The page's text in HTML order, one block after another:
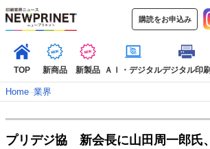
購読をお申込み
TOP 新商品 新製品 ＡＩ・デジタルデジタル印刷
Home–業界
プリデジ協 新会長に山田周一郎氏